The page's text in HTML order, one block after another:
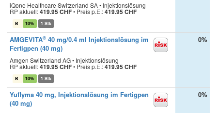
iQone Healthcare Switzerland SA • Injektionslösung
RP aktuell:419.95 CHF• Preis p.E.:419.95 CHF
B 10% 1 Stk
AMGEVITA® 40 mg/0.4 ml Injektionslösung im
Fertigpen (40 mg)
Amgen Switzerland AG • Injektionslösung
RP aktuell:419.95 CHF• Preis p.E.:419.95 CHF
B 10% 1 Stk
0%
Yuflyma 40 mg, Injektionslösung im Fertigpen
(40 mg)
0%